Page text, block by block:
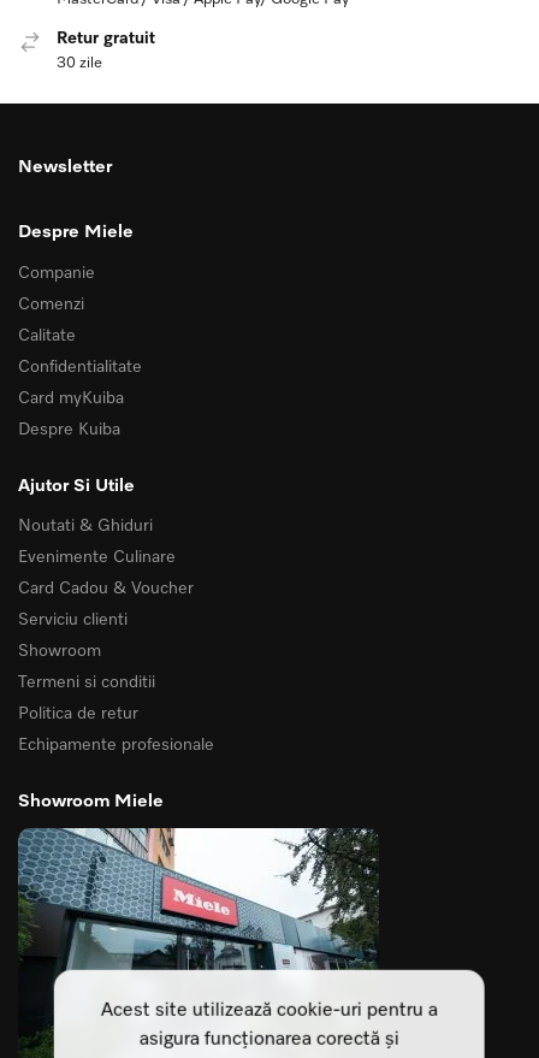
Retur gratuit
30 zile
Newsletter
Despre Miele
Companie
Comenzi
Calitate
Confidentialitate
Card myKuiba
Despre Kuiba
Ajutor Si Utile
Noutati & Ghiduri
Evenimente Culinare
Card Cadou & Voucher
Serviciu clienti
Showroom
Termeni si conditii
Politica de retur
Echipamente profesionale
Showroom Miele
Acest site utilizează cookie-uri pentru a
asigura funcționarea corectă și